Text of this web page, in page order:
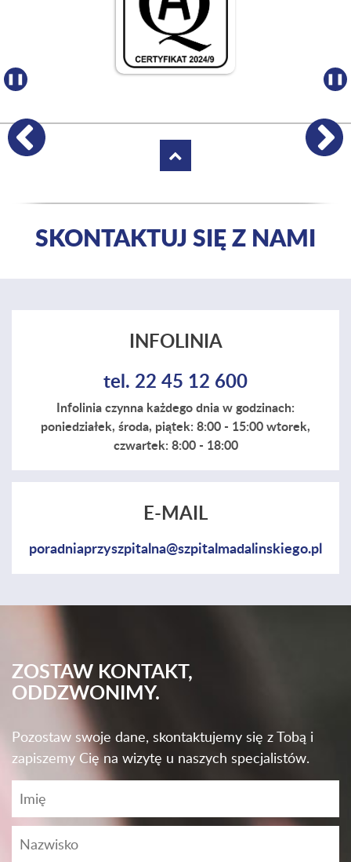
Poprzednie certyfikaty i nagrody
❚❚ ❚❚
SKONTAKTUJ SIĘ Z NAMI
INFOLINIA
tel. 22 45 12 600
Infolinia czynna każdego dnia w godzinach:
poniedziałek, środa, piątek: 8:00 - 15:00 wtorek,
czwartek: 8:00 - 18:00
E-MAIL
poradniaprzyszpitalna@szpitalmadalinskiego.pl
ZOSTAW KONTAKT,
ODDZWONIMY.
Pozostaw swoje dane, skontaktujemy się z Tobą i
zapiszemy Cię na wizytę u naszych specjalistów.